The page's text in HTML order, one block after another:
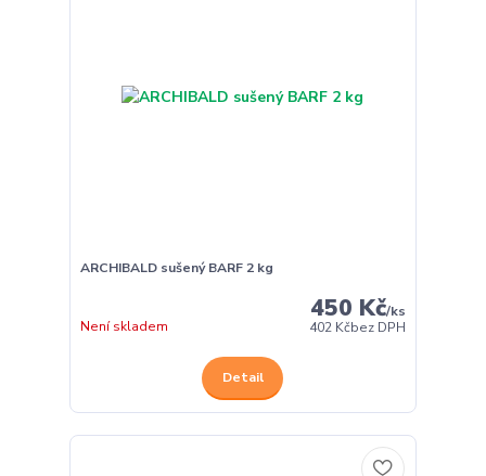
ARCHIBALD sušený BARF 2 kg
450 Kč/ks
402 Kčbez DPH
Není skladem
Detail